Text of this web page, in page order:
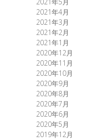
2021年4月
2021年3月
2021年2月
2021年1月
2020年12月
2020年11月
2020年10月
2020年9月
2020年8月
2020年7月
2020年6月
2020年5月
2019年12月